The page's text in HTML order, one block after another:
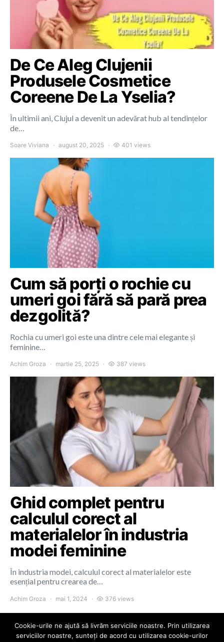
De Ce Aleg Clujenii
Produsele Cosmetice
Coreene De La Yselia?
În ultimii ani, Clujul a devenit un adevărat hub al tendințelor
de…
Soare Viviana august 20, 2025 401 views
Cum să porți o rochie cu
umeri goi fără să pară prea
dezgolită?
Rochia cu umeri goi este una dintre cele mai elegante și
feminine…
Achim Groza martie 25, 2025 387 views
Ghid complet pentru
calculul corect al
materialelor în industria
modei feminine
În industria modei, calculul corect al materialelor este
esențial pentru crearea de…
Achim Groza mai 1, 2024 376 views
Cookie-urile ne ajută să livrăm serviciile noastre. Prin utilizarea
serviciilor noastre, sunteți de acord cu utilizarea cookie-urilor